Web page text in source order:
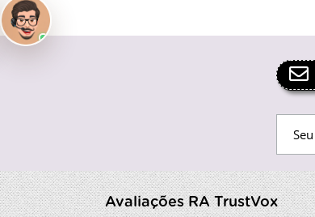
Avaliações RA TrustVox